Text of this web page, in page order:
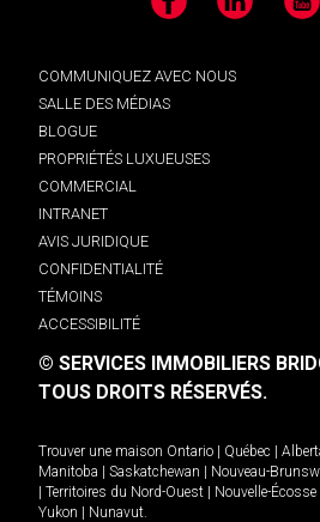
Facebook LinkedIn
COMMUNIQUEZ AVEC NOUS
SALLE DES MÉDIAS
BLOGUE
PROPRIÉTÉS LUXUEUSES
COMMERCIAL
INTRANET
AVIS JURIDIQUE
CONFIDENTIALITÉ
TÉMOINS
ACCESSIBILITÉ
© SERVICES IMMOBILIERS
TOUS DROITS RÉSERVÉS.
Trouver une maison Ontario Québec
Manitoba
Saskatchewan Nouveau-
Territoires du Nord-Ouest Nouvelle-Écosse
Yukon
Nunavut.